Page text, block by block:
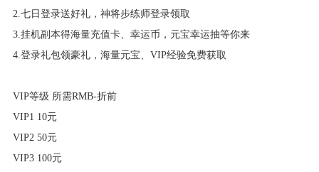
2.七日登录送好礼，神将步练师登录领取
3.挂机副本得海量充值卡、幸运币，元宝幸运抽等你来
4.登录礼包领豪礼，海量元宝、VIP经验免费获取
VIP等级 所需RMB-折前
VIP1 10元
VIP2 50元
VIP3 100元